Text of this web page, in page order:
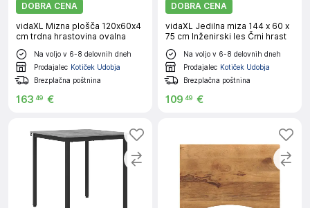
DOBRA CENA
vidaXL Mizna plošča 120x60x4
cm trdna hrastovina ovalna
Na voljo v 6-8 delovnih dneh
Prodajalec Kotiček Udobja
Brezplačna poštnina
163 49 €
DOBRA CENA
vidaXL Jedilna miza 144 x 60 x
75 cm Inženirski les Črni hrast
Na voljo v 6-8 delovnih dneh
Prodajalec Kotiček Udobja
Brezplačna poštnina
109 49 €